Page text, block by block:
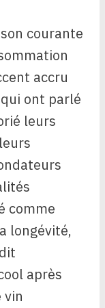
courante
accru
ont parlé
leurs
comme
longévité,
après
vin